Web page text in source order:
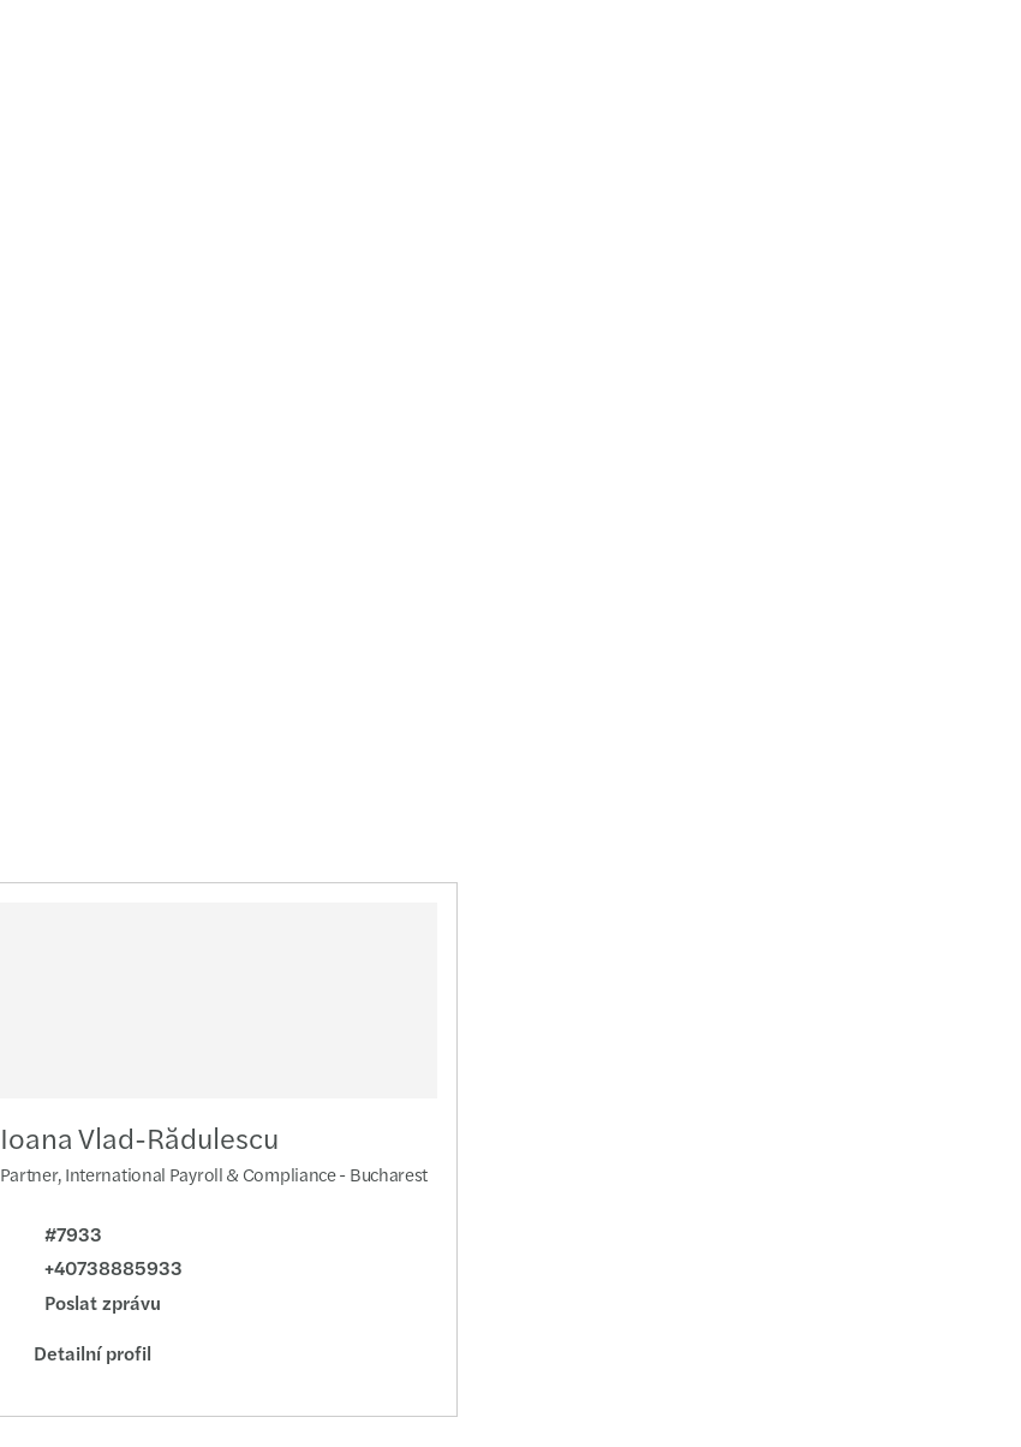
Ioana Vlad-Rădulescu
Partner, International Payroll & Compliance - Bucharest
#7933
+40738885933
Poslat zprávu
Detailní profil